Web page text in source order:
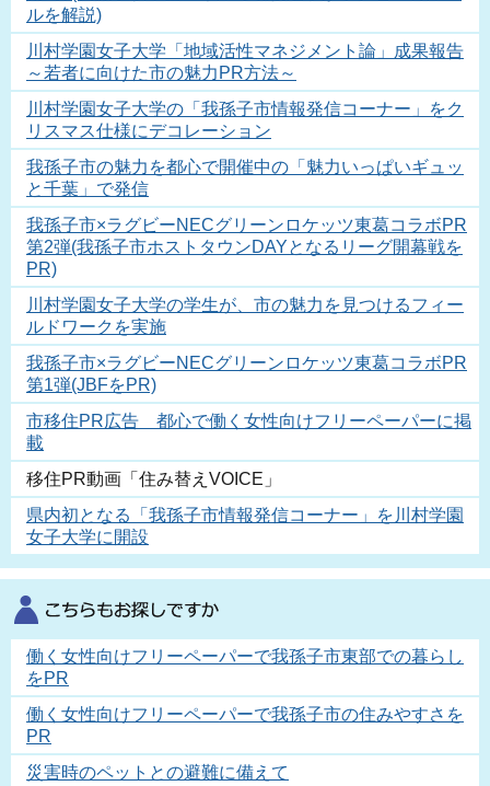
ルを解説)
川村学園女子大学「地域活性マネジメント論」成果報告
～若者に向けた市の魅力PR方法～
川村学園女子大学の「我孫子市情報発信コーナー」をク
リスマス仕様にデコレーション
我孫子市の魅力を都心で開催中の「魅力いっぱいギュッ
と千葉」で発信
我孫子市×ラグビーNECグリーンロケッツ東葛コラボPR
第2弾(我孫子市ホストタウンDAYとなるリーグ開幕戦を
PR)
川村学園女子大学の学生が、市の魅力を見つけるフィー
ルドワークを実施
我孫子市×ラグビーNECグリーンロケッツ東葛コラボPR
第1弾(JBFをPR)
市移住PR広告 都心で働く女性向けフリーペーパーに掲
載
移住PR動画「住み替えVOICE」
県内初となる「我孫子市情報発信コーナー」を川村学園
女子大学に開設
働く女性向けフリーペーパーで我孫子市東部での暮らし
をPR
働く女性向けフリーペーパーで我孫子市の住みやすさを
PR
災害時のペットとの避難に備えて